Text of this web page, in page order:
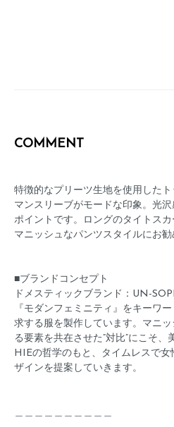
COMMENT
特徴的なプリーツ生地を使用した
マンスリーブがモードな印象。光
ポイントです。ロングのタイトス
マニッシュなパンツスタイルにお勧
■ブランドコンセプト
ドメスティックブランド：UN-
『モダンフェミニティ』をキーワ
求する服を製作しています。マニ
る要素を共在させた”対比”にこそ
HIEの哲学のもと、タイムレスで
ザインを提案していきます。